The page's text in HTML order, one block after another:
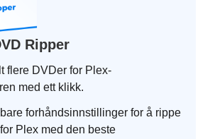
Ripper
flere DVDer for Plex-
med ett klikk.
forhåndsinnstillinger for å rippe
Plex med den beste